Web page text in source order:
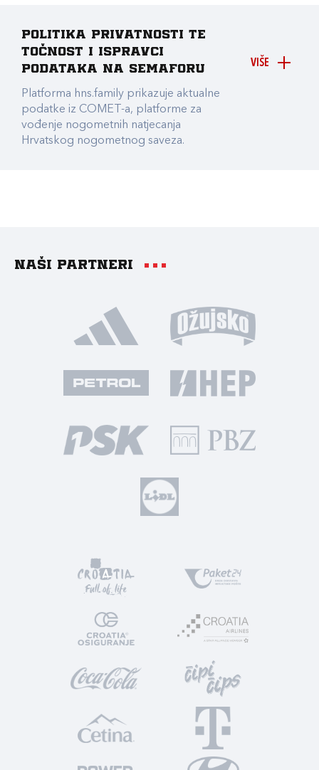
VIŠE
Politika privatnosti te
točnost i ispravci
podataka na Semaforu
Platforma hns.family prikazuje aktualne
podatke iz COMET-a, platforme za
vođenje nogometnih natjecanja
Hrvatskog nogometnog saveza.
Naši partneri